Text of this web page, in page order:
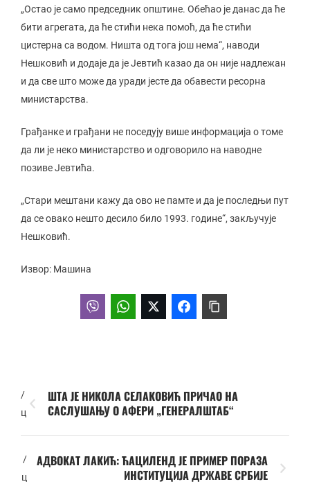
„Остао је само председник општине. Обећао је данас да ће
бити агрегата, да ће стићи нека помоћ, да ће стићи
цистерна са водом. Ништа од тога још нема“, наводи
Нешковић и додаје да је Јевтић казао да он није надлежан
и да све што може да уради јесте да обавести ресорна
министарства.
Грађанке и грађани не поседују више информација о томе
да ли је неко министарство и одговорило на наводне
позиве Јевтића.
„Стари мештани кажу да ово не памте и да је последњи пут
да се овако нешто десило било 1993. године“, закључује
Нешковић.
Извор: Машина
/
ц
ШТА ЈЕ НИКОЛА СЕЛАКОВИЋ ПРИЧАО НА
САСЛУШАЊУ О АФЕРИ „ГЕНЕРАЛШТАБ“
/
ц
АДВОКАТ ЛАКИЋ: ЋАЦИЛЕНД ЈЕ ПРИМЕР ПОРАЗА
ИНСТИТУЦИЈА ДРЖАВЕ СРБИЈЕ